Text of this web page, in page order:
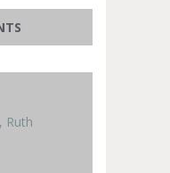
Ruth